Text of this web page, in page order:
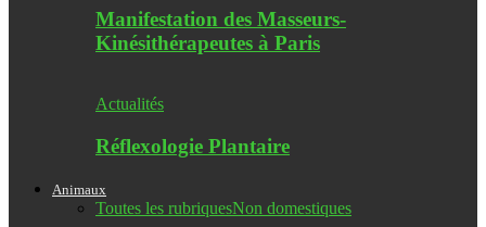
Manifestation des Masseurs-
Kinésithérapeutes à Paris
Actualités
Réflexologie Plantaire
Animaux
Toutes les rubriquesNon domestiques